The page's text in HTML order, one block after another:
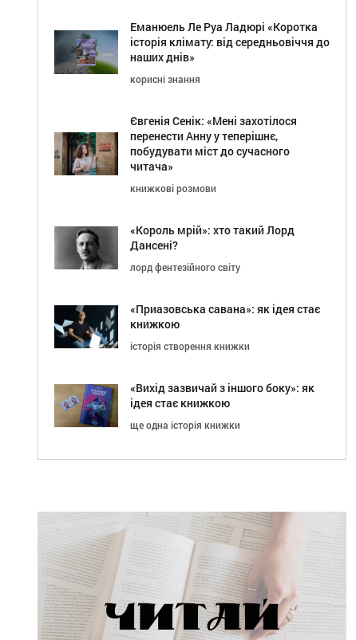
Еманюель Ле Руа Ладюрі «Коротка
історія клімату: від середньовіччя до
наших днів»
корисні знання
Євгенія Сенік: «Мені захотілося
перенести Анну у теперішнє,
побудувати міст до сучасного
читача»
книжкові розмови
«Король мрій»: хто такий Лорд
Дансені?
лорд фентезійного світу
«Приазовська савана»: як ідея стає
книжкою
історія створення книжки
«Вихід зазвичай з іншого боку»: як
ідея стає книжкою
ще одна історія книжки